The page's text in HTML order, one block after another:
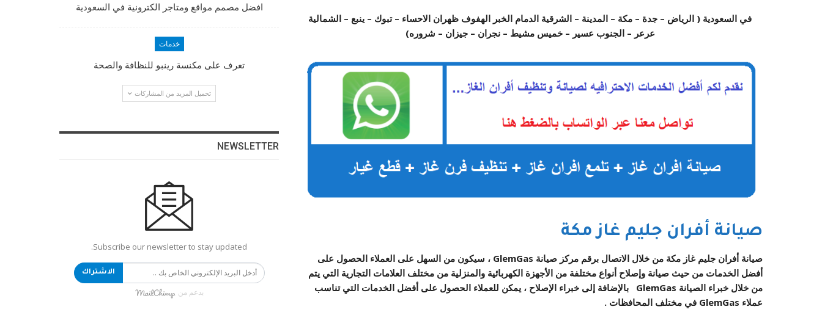
في السعودية ( الرياض – جدة – مكة – المدينة – الشرقية الدمام الخبر الهفوف ظهران الاحساء – تبوك – ينبع – الشمالية
عرعر – الجنوب عسير – خميس مشيط – نجران – جيزان – شروره)
صيانة أفران جليم غاز مكة
صيانة أفران جليم غاز مكة من خلال الاتصال برقم مركز صيانة GlemGas ، سيكون من السهل على العملاء الحصول على
أفضل الخدمات من حيث صيانة وإصلاح أنواع مختلفة من الأجهزة الكهربائية والمنزلية من مختلف العلامات التجارية التي يتم
من خلال خبراء الصيانة GlemGas بالإضافة إلى خبراء الإصلاح ، يمكن للعملاء الحصول على أفضل الخدمات التي تناسب
عملاء GlemGas في مختلف المحافظات .
افضل مصمم مواقع ومتاجر الكترونية في السعودية
خدمات
تعرف على مكنسة رينبو للنظافة والصحة
تحميل المزيد من المشاركات
NEWSLETTER
Subscribe our newsletter to stay updated.
الاشتراك
بدعم من